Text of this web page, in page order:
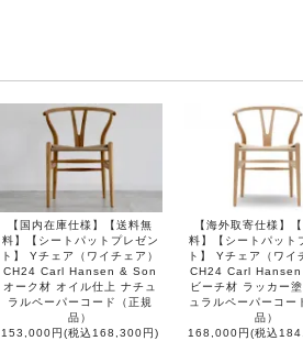
【国内在庫仕様】【送料無
料】【シートパットプレゼン
ト】 Yチェア（ワイチェア）
CH24 Carl Hansen & Son
オーク材 オイル仕上 ナチュ
ラルペーパーコード（正規
品）
153,000円(税込168,300円)
【海外取寄仕様】
料】【シートパット
ト】 Yチェア（ワイ
CH24 Carl
ビーチ材 ラッカー
ュラルペーパーコー
品）
168,000円(税込